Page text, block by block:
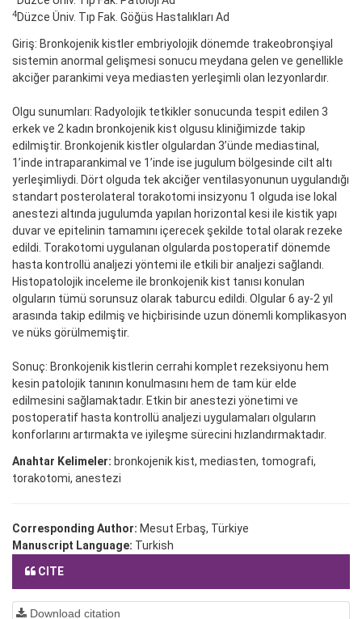
4Düzce Üniv. Tıp Fak. Göğüs Hastalıkları Ad
Giriş: Bronkojenik kistler embriyolojik dönemde trakeobronşiyal
sistemin anormal gelişmesi sonucu meydana gelen ve genellikle
akciğer parankimi veya mediasten yerleşimli olan lezyonlardır.
Olgu sunumları: Radyolojik tetkikler sonucunda tespit edilen 3
erkek ve 2 kadın bronkojenik kist olgusu kliniğimizde takip
edilmiştir. Bronkojenik kistler olgulardan 3’ünde mediastinal,
1’inde intraparankimal ve 1’inde ise jugulum bölgesinde cilt altı
yerleşimliydi. Dört olguda tek akciğer ventilasyonunun uygulandığı
standart posterolateral torakotomi insizyonu 1 olguda ise lokal
anestezi altında jugulumda yapılan horizontal kesi ile kistik yapı
duvar ve epitelinin tamamını içerecek şekilde total olarak rezeke
edildi. Torakotomi uygulanan olgularda postoperatif dönemde
hasta kontrollü analjezi yöntemi ile etkili bir analjezi sağlandı.
Histopatolojik inceleme ile bronkojenik kist tanısı konulan
olguların tümü sorunsuz olarak taburcu edildi. Olgular 6 ay-2 yıl
arasında takip edilmiş ve hiçbirisinde uzun dönemli komplikasyon
ve nüks görülmemiştir.
Sonuç: Bronkojenik kistlerin cerrahi komplet rezeksiyonu hem
kesin patolojik tanının konulmasını hem de tam kür elde
edilmesini sağlamaktadır. Etkin bir anestezi yönetimi ve
postoperatif hasta kontrollü analjezi uygulamaları olguların
konforlarını artırmakta ve iyileşme sürecini hızlandırmaktadır.
Anahtar Kelimeler: bronkojenik kist, mediasten, tomografi,
torakotomi, anestezi
Corresponding Author: Mesut Erbaş, Türkiye
Manuscript Language: Turkish
CITE
Download citation